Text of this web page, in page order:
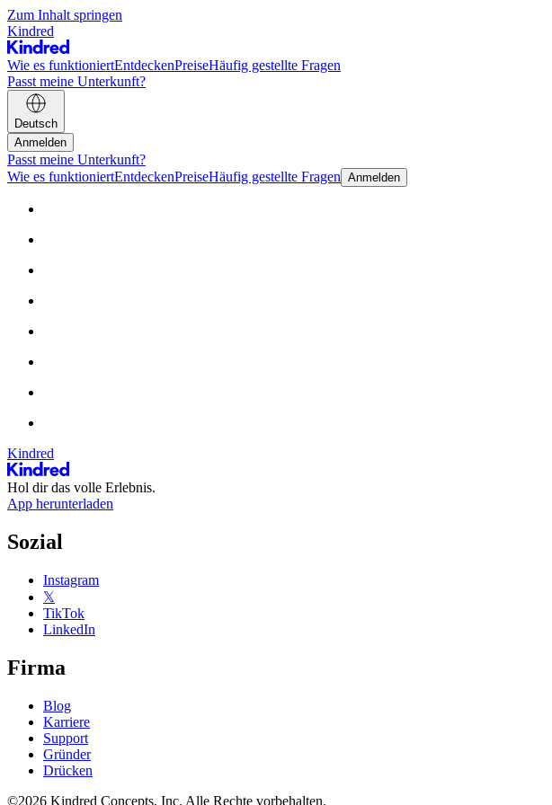
Zum Inhalt springen
Kindred
Wie es funktioniertEntdeckenPreiseHäufig gestellte Fragen
Passt meine Unterkunft?
Deutsch
Anmelden
Passt meine Unterkunft?
Wie es funktioniertEntdeckenPreiseHäufig gestellte Fragen Anmelden
Kindred
Hol dir das volle Erlebnis.
App herunterladen
Sozial
Instagram
𝕏
TikTok
LinkedIn
Firma
Blog
Karriere
Support
Gründer
Drücken
©2026 Kindred Concepts, Inc. Alle Rechte vorbehalten.